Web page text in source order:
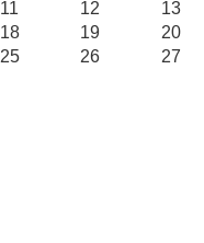
11 12 13
18 19 20
25 26 27